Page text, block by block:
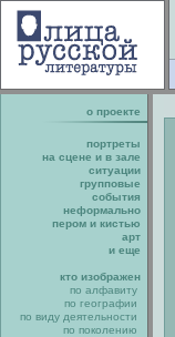
о проекте
портреты
на сцене и в зале
ситуации
групповые
события
неформально
пером и кистью
арт
и еще
кто изображен
по алфавиту
по географии
по виду деятельности
по поколению